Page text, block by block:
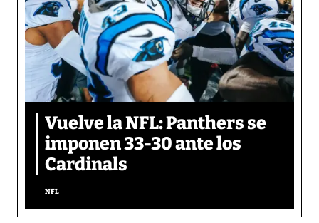
Vuelve la NFL: Panthers se
imponen 33-30 ante los
Cardinals
NFL